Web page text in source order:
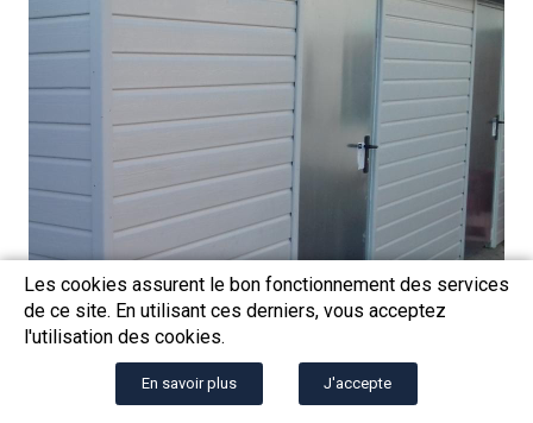
Les cookies assurent le bon fonctionnement des services
de ce site. En utilisant ces derniers, vous acceptez
l'utilisation des cookies.
En savoir plus J'accepte